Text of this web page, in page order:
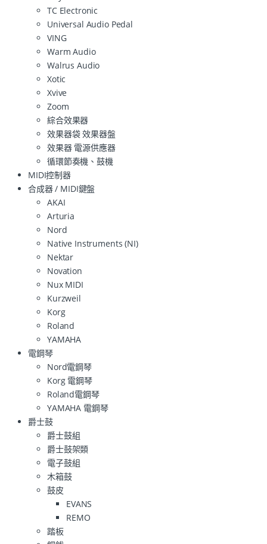
TC Electronic
Universal Audio Pedal
VING
Warm Audio
Walrus Audio
Xotic
Xvive
Zoom
綜合效果器
效果器袋 效果器盤
效果器 電源供應器
循環節奏機、鼓機
MIDI控制器
合成器 / MIDI鍵盤
AKAI
Arturia
Nord
Native Instruments (NI)
Nektar
Novation
Nux MIDI
Kurzweil
Korg
Roland
YAMAHA
電鋼琴
Nord電鋼琴
Korg 電鋼琴
Roland電鋼琴
YAMAHA 電鋼琴
爵士鼓
爵士鼓組
爵士鼓架類
電子鼓組
木箱鼓
鼓皮
EVANS
REMO
踏板